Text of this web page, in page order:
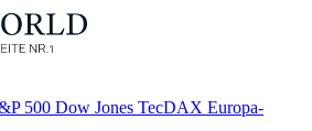
500 Dow Jones TecDAX Europa-